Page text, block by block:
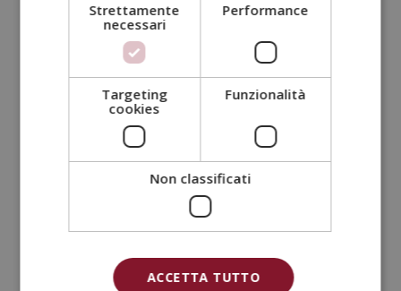
avete mai pensato ai benefici dello yoga per
bambini? Questa disciplina millenaria che nasce in
India e deriva...
Strettamente
necessari
Performance
Targeting
cookies
Funzionalità
Non classificati
ACCETTA TUTTO